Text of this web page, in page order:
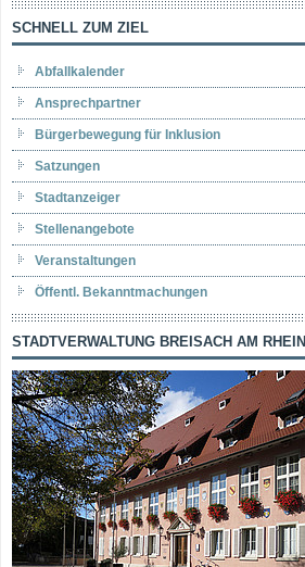
SCHNELL ZUM ZIEL
Abfallkalender
Ansprechpartner
Bürgerbewegung für Inklusion
Satzungen
Stadtanzeiger
Stellenangebote
Veranstaltungen
Öffentl. Bekanntmachungen
STADTVERWALTUNG BREISACH AM RHEIN